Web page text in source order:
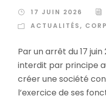
17 JUIN 2026
ACTUALITÉS,
Par un arrêt du 17
interdit par principe
créer une société
l’exercice de ses